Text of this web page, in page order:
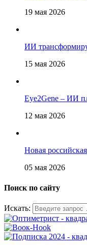
19 мая 2026
ИИ
15 мая 2026
Eye2Gene – ИИ
12 мая 2026
Новая
05 мая 2026
Поиск по сайту
Искать: